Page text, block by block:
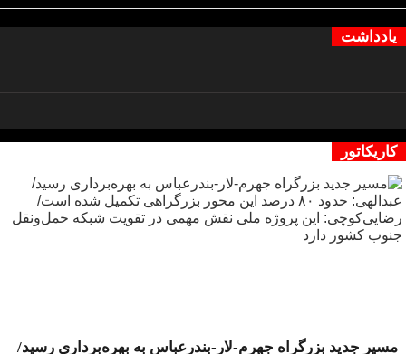
یادداشت
کاریکاتور
مسیر جدید بزرگراه جهرم-لار-بندرعباس به بهره‌برداری رسید/